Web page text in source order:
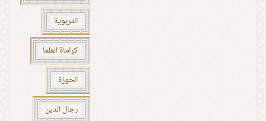
التربوية
كراماة العلما
الحوزة
رجال الدين